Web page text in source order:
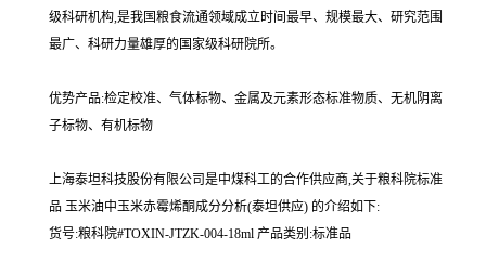
级科研机构,是我国粮食流通领域成立时间最早、规模最大、研究范围
最广、科研力量雄厚的国家级科研院所。
优势产品:检定校准、气体标物、金属及元素形态标准物质、无机阴离
子标物、有机标物
上海泰坦科技股份有限公司是中煤科工的合作供应商,关于粮科院标准
品 玉米油中玉米赤霉烯酮成分分析(泰坦供应) 的介绍如下:
货号:粮科院#TOXIN-JTZK-004-18ml 产品类别:标准品